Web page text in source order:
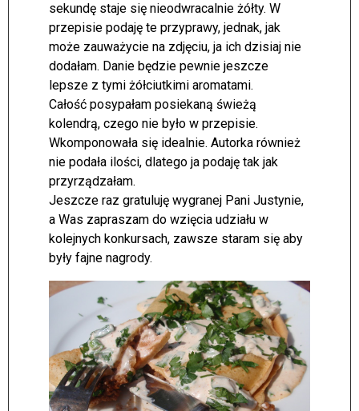
sekundę staje się nieodwracalnie żółty. W
przepisie podaję te przyprawy, jednak, jak
może zauważycie na zdjęciu, ja ich dzisiaj nie
dodałam. Danie będzie pewnie jeszcze
lepsze z tymi żółciutkimi aromatami.
Całość posypałam posiekaną świeżą
kolendrą, czego nie było w przepisie.
Wkomponowała się idealnie. Autorka również
nie podała ilości, dlatego ja podaję tak jak
przyrządzałam.
Jeszcze raz gratuluję wygranej Pani Justynie,
a Was zapraszam do wzięcia udziału w
kolejnych konkursach, zawsze staram się aby
były fajne nagrody.